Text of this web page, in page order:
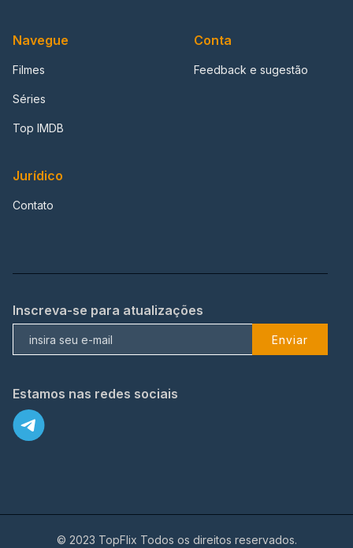
Navegue
Filmes
Séries
Top IMDB
Conta
Feedback e sugestão
Jurídico
Contato
Inscreva-se para atualizações
Enviar
Estamos nas redes sociais
© 2023 TopFlix Todos os direitos reservados.